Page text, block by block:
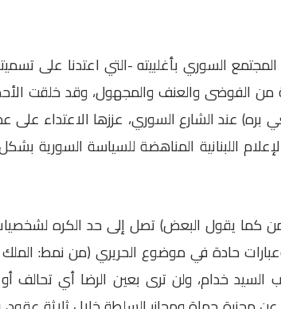
السوري بأغلبيته -التي اعتدنا على
الفوضى والعنف والمجهول، وقد خلقت
عند الشارع السوري، عززها الاعتداء على
اللبنانية المناهضة للسياسة السورية
كما يقول البعض) تصل إلى حد الكره
حادة في موضوع الحريري (من نمط:
خدام، ولن ترى بعين الرضا أي تحالف أو